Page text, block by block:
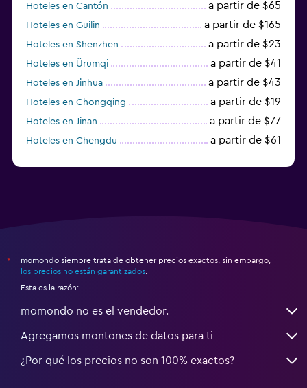
Hoteles en Cantón a partir de $65
Hoteles en Guilin a partir de $165
Hoteles en Shenzhen a partir de $23
Hoteles en Ürümqi a partir de $41
Hoteles en Jinhua a partir de $43
Hoteles en Chongqing a partir de $19
Hoteles en Jinan a partir de $77
Hoteles en Chengdu a partir de $61
*
momondo siempre trata de obtener precios exactos, sin embargo,
los precios no están garantizados
Esta es la razón:
momondo no es el vendedor.
Agregamos montones de datos para ti
¿Por qué los precios no son 100% exactos?